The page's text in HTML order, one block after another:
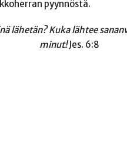
pyynnöstä.
lähetän? Kuka lähtee
minut!Jes. 6:8